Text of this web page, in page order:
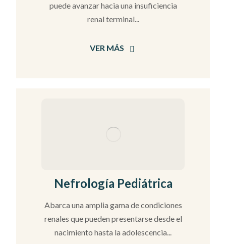
puede avanzar hacia una insuficiencia
renal terminal...
VER MÁS
Nefrología Pediátrica
Abarca una amplia gama de condiciones
renales que pueden presentarse desde el
nacimiento hasta la adolescencia...